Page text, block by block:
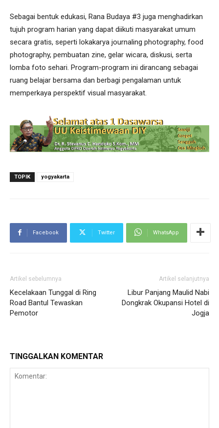
Sebagai bentuk edukasi, Rana Budaya #3 juga menghadirkan
tujuh program harian yang dapat diikuti masyarakat umum
secara gratis, seperti lokakarya journaling photography, food
photography, pembuatan zine, gelar wicara, diskusi, serta
lomba foto sehari. Program-program ini dirancang sebagai
ruang belajar bersama dan berbagi pengalaman untuk
memperkaya perspektif visual masyarakat.
TOPIK yogyakarta
Facebook Twitter WhatsApp
Artikel sebelumnya
Kecelakaan Tunggal di Ring
Road Bantul Tewaskan
Pemotor
Artikel selanjutnya
Libur Panjang Maulid Nabi
Dongkrak Okupansi Hotel di
Jogja
TINGGALKAN KOMENTAR